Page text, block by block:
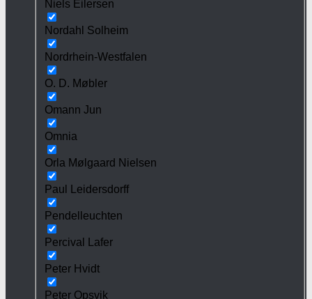
Niels Eilersen
Nordahl Solheim
Nordrhein-Westfalen
O. D. Møbler
Omann Jun
Omnia
Orla Mølgaard Nielsen
Paul Leidersdorff
Pendelleuchten
Percival Lafer
Peter Hvidt
Peter Opsvik